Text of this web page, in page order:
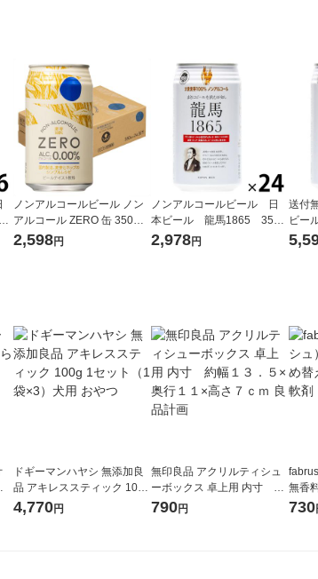
ノンアルコールビール ノン
アルコール ZERO 缶 350ml
1ケース（24本）ノンアル
2,598円
ノンアルコールビール 日
本ビール 龍馬1865 350m
l 1ケース(24本) ビールテ
2,978円
送付
ビー
2ケ
ドギーマンハヤシ 無添加良
品 アキレススティック 100g
1セット（1袋×3）犬用 おや
4,770円
無印良品 アクリルティシュ
ーボックス 卓上用 内寸 約
幅１３．５×奥行１１×高さ
790円
無香
ｍL 1
730